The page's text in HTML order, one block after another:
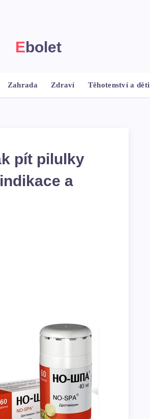
Ebolet
Zahrada Zdraví Těhotenství a děti
pít pilulky
a